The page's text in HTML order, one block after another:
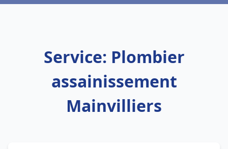
Service: Plombier
assainissement
Mainvilliers